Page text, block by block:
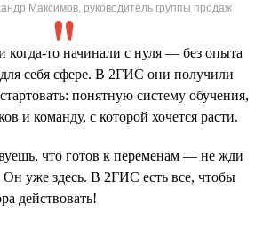
Максимов, руководитель группы продаж
когда-то начинали с нуля — без опыта
себя сфере. В 2ГИС они получили
понятную систему обучения,
и команду, с которой хочется расти.
что готов к переменам — не жди
Он уже здесь. В 2ГИС есть все, чтобы
действовать!